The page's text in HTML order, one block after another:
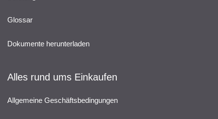
Glossar
Dokumente herunterladen
Alles rund ums Einkaufen
Allgemeine Geschäftsbedingungen